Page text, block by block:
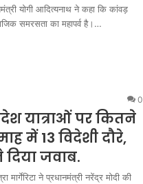
योगी आदित्यनाथ ने कहा कि कांवड़
समरसता का महापर्व है।…
0
यात्राओं पर कितने
में 13 विदेशी दौरे,
जवाब.
मार्गेरिटा ने प्रधानमंत्री नरेंद्र मोदी की